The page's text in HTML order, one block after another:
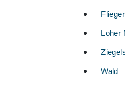
Loher
Wald